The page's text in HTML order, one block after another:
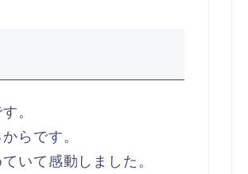
。
らです。
いて感動しました。